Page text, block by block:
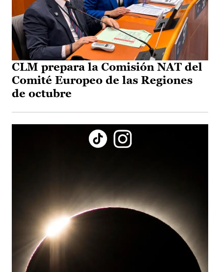
CLM prepara la Comisión NAT del
Comité Europeo de las Regiones
de octubre